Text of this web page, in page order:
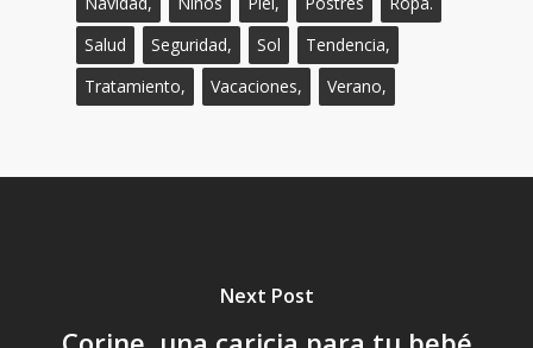
Salud
Seguridad, Sol
Tendencia,
Tratamiento,
Vacaciones, Verano,
Next Post